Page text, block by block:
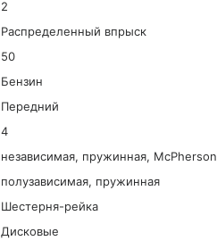
2
Распределенный впрыск
50
Бензин
Передний
4
независимая, пружинная, McPherson
полузависимая, пружинная
Шестерня-рейка
Дисковые